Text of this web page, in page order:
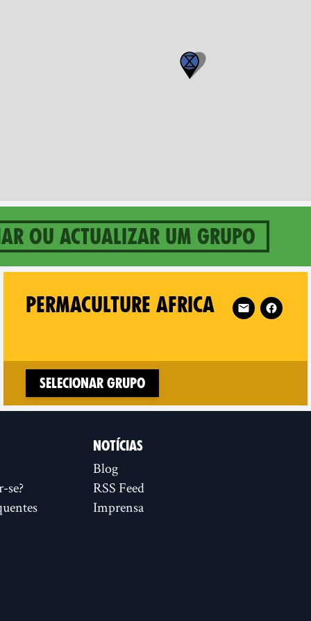
ou actualizar um grupo
onPERMACULTURE AFRICA Follow XR
Selecionar Grupo
se?
NOTÍCIAS
Blog
RSS Feed
Imprensa